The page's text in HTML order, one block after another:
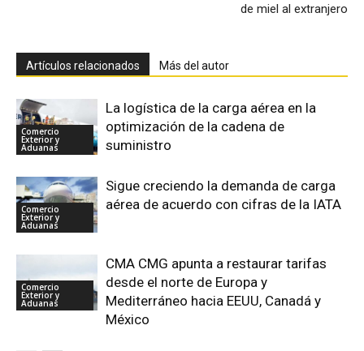
de miel al extranjero
Artículos relacionados Más del autor
Comercio
Exterior y
Aduanas
La logística de la carga aérea en la
optimización de la cadena de
suministro
Comercio
Exterior y
Aduanas
Sigue creciendo la demanda de carga
aérea de acuerdo con cifras de la IATA
Comercio
Exterior y
Aduanas
CMA CMG apunta a restaurar tarifas
desde el norte de Europa y
Mediterráneo hacia EEUU, Canadá y
México